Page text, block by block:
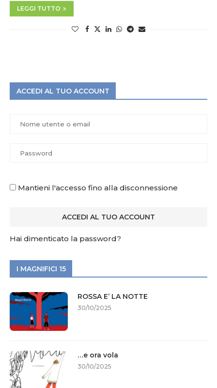
LEGGI TUTTO
ACCEDI AL TUO ACCOUNT
Mantieni l'accesso fino alla disconnessione
Hai dimenticato la password?
I MAGNIFICI 15
ROSSA E’ LA NOTTE
30/10/2025
…e ora vola
30/10/2025